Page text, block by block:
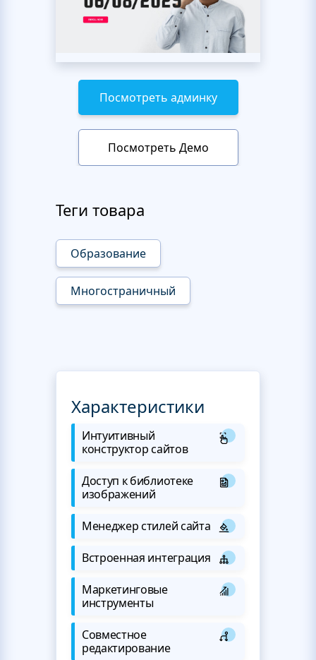
Посмотреть админку
Посмотреть Демо
Теги товара
Образование
Многостраничный
Характеристики
Интуитивный
конструктор сайтов
Доступ к библиотеке
изображений
Менеджер стилей сайта
Встроенная интеграция
Маркетинговые
инструменты
Совместное
редактирование